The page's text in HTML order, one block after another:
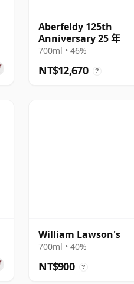
Aberfeldy 125th
Anniversary 25 年
700ml • 46%
NT$12,670 ?
William Lawson's
700ml • 40%
NT$900 ?